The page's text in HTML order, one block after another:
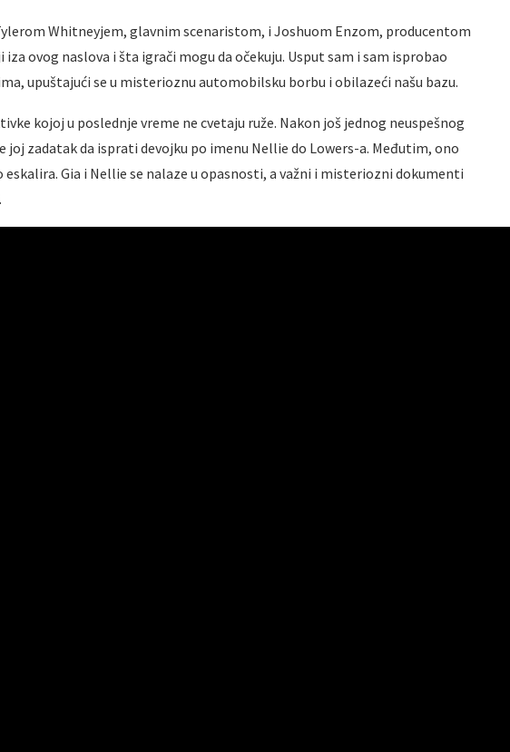
Whitneyjem, glavnim scenaristom, i Joshuom Enzom, producentom
ovog naslova i šta igrači mogu da očekuju. Usput sam i sam isprobao
upuštajući se u misterioznu automobilsku borbu i obilazeći našu bazu.
kojoj u poslednje vreme ne cvetaju ruže. Nakon još jednog neuspešnog
joj zadatak da isprati devojku po imenu Nellie do Lowers-a. Međutim, ono
Gia i Nellie se nalaze u opasnosti, a važni i misteriozni dokumenti